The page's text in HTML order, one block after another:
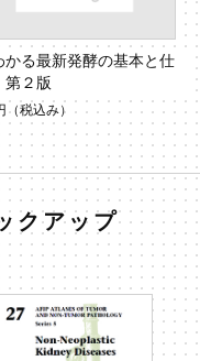
かる最新発酵の基本と仕
２版
（税込み）
クアップ